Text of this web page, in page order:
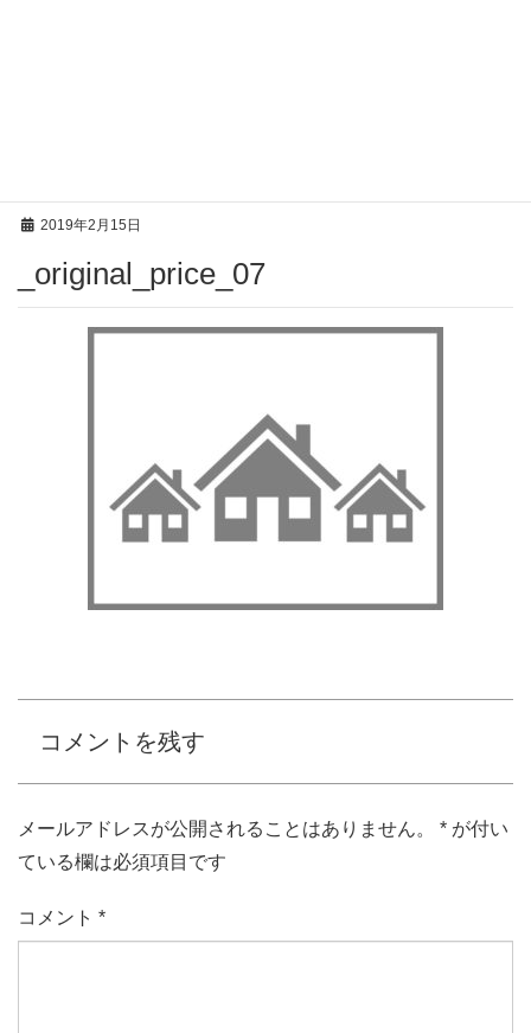
2019年2月15日
_original_price_07
コメントを残す
メールアドレスが公開されることはありません。 * が付い
ている欄は必須項目です
コメント *